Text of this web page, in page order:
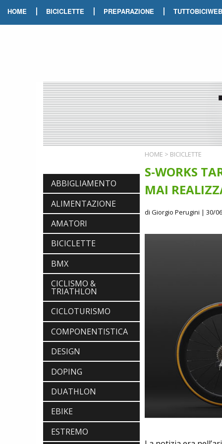
HOME | BICICLETTE | PREPARAZIONE | TUTTOBICIWEB
ABBIGLIAMENTO
ALIMENTAZIONE
AMATORI
BICICLETTE
BMX
CICLISMO &
TRIATHLON
CICLOTURISMO
COMPONENTISTICA
DESIGN
DOPING
DUATHLON
EBIKE
ESTREMO
HOME > BICICLETTE
S-WORKS
MAI
di Giorgio Perugini | 30/